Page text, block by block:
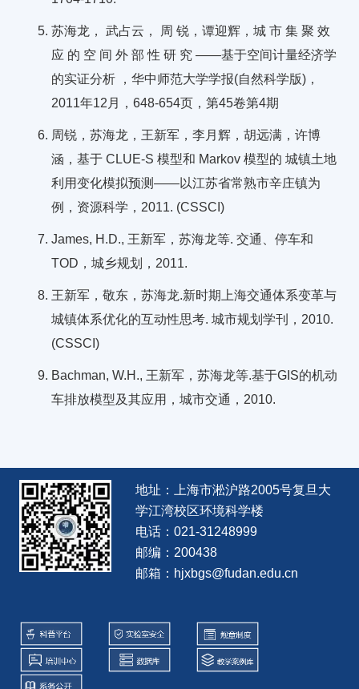
苏海龙， 武占云， 周 锐，谭迎辉，城 市 集 聚 效
应 的 空 间 外 部 性 研 究 ——基于空间计量经济学
的实证分析 ，华中师范大学学报(自然科学版)，
2011年12月，648-654页，第45卷第4期
周锐，苏海龙，王新军，李月辉，胡远满，许博
涵，基于 CLUE-S 模型和 Markov 模型的 城镇土地
利用变化模拟预测——以江苏省常熟市辛庄镇为
例，资源科学，2011. (CSSCI)
James, H.D., 王新军，苏海龙等. 交通、停车和
TOD，城乡规划，2011.
王新军，敬东，苏海龙.新时期上海交通体系变革与
城镇体系优化的互动性思考. 城市规划学刊，2010.
(CSSCI)
Bachman, W.H., 王新军，苏海龙等.基于GIS的机动
车排放模型及其应用，城市交通，2010.
地址：上海市淞沪路2005号复旦大
学江湾校区环境科学楼
电话：021-31248999
邮编：200438
邮箱：hjxbgs@fudan.edu.cn